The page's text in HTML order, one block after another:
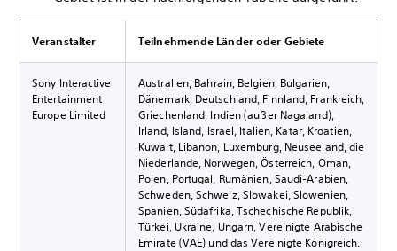
Veranstalter Teilnehmende Länder oder Gebiete
Sony Interactive
Entertainment
Europe Limited
Australien, Bahrain, Belgien, Bulgarien,
Dänemark, Deutschland, Finnland, Frankreich,
Griechenland, Indien (außer Nagaland),
Irland, Island, Israel, Italien, Katar, Kroatien,
Kuwait, Libanon, Luxemburg, Neuseeland, die
Niederlande, Norwegen, Österreich, Oman,
Polen, Portugal, Rumänien, Saudi-Arabien,
Schweden, Schweiz, Slowakei, Slowenien,
Spanien, Südafrika, Tschechische Republik,
Türkei, Ukraine, Ungarn, Vereinigte Arabische
Emirate (VAE) und das Vereinigte Königreich.